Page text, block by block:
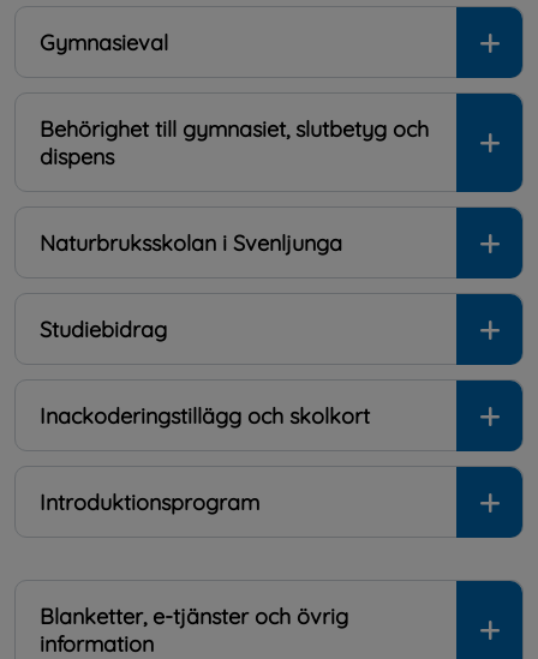
Gymnasieval
Behörighet till gymnasiet, slutbetyg och
dispens
Naturbruksskolan i Svenljunga
Studiebidrag
Inackoderingstillägg och skolkort
Introduktionsprogram
Blanketter, e-tjänster och övrig
information